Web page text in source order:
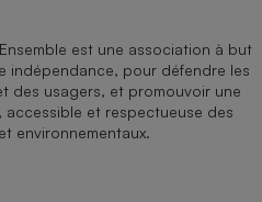
est une association à but
indépendance, pour défendre les
des usagers, et promouvoir une
et respectueuse des
environnementaux.